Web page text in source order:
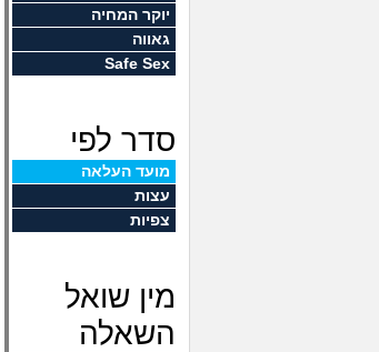
יוקר המחיה
גאווה
Safe Sex
סדר לפי
מועד העלאה
עצות
צפיות
מין שואל
השאלה